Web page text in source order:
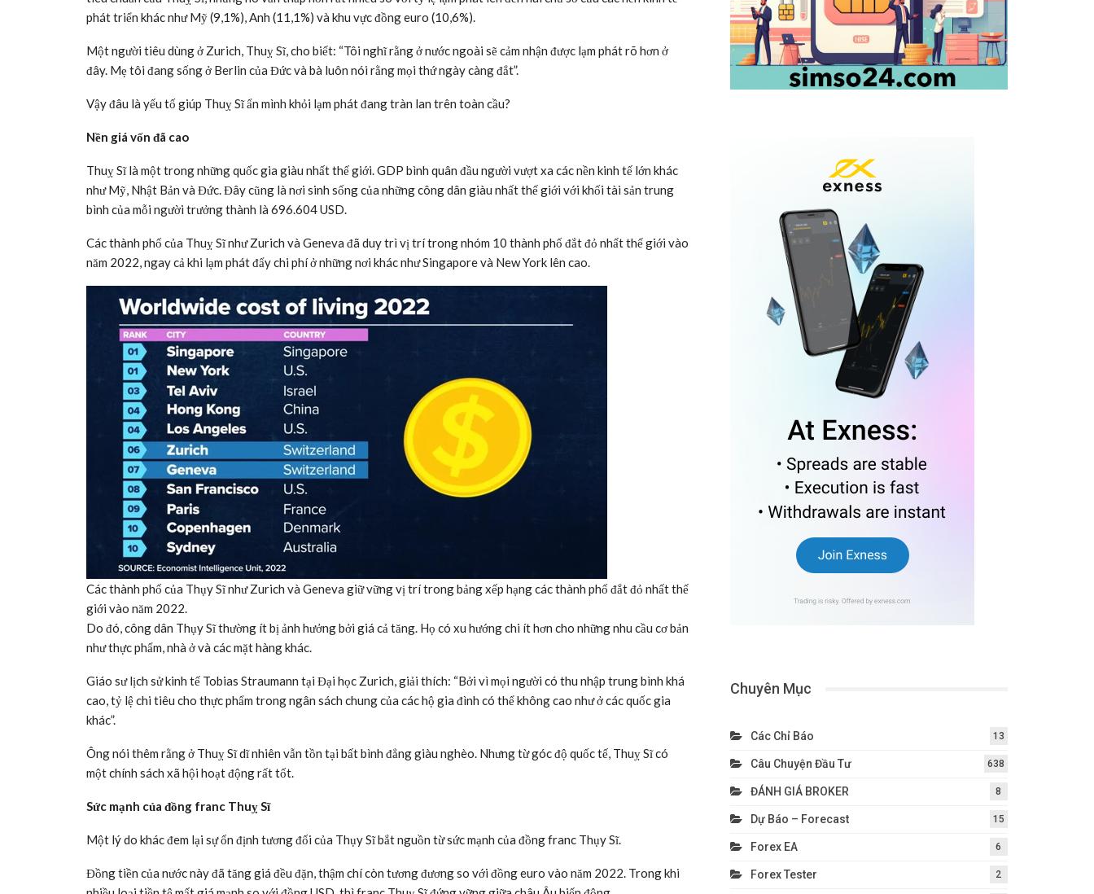
phát triển khác như Mỹ (9,1%), Anh (11,1%) và khu vực đồng euro (10,6%).
Một người tiêu dùng ở Zurich, Thuỵ Sĩ, cho biết: “Tôi nghĩ rằng ở nước ngoài sẽ cảm nhận được lạm phát rõ hơn ở
đây. Mẹ tôi đang sống ở Berlin của Đức và bà luôn nói rằng mọi thứ ngày càng đắt”.
Vậy đâu là yếu tố giúp Thuỵ Sĩ ẩn mình khỏi lạm phát đang tràn lan trên toàn cầu?
Nền giá vốn đã cao
Thuỵ Sĩ là một trong những quốc gia giàu nhất thế giới. GDP bình quân đầu người vượt xa các nền kinh tế lớn khác
như Mỹ, Nhật Bản và Đức. Đây cũng là nơi sinh sống của những công dân giàu nhất thế giới với khối tài sản trung
bình của mỗi người trưởng thành là 696.604 USD.
Các thành phố của Thuỵ Sĩ như Zurich và Geneva đã duy trì vị trí trong nhóm 10 thành phố đắt đỏ nhất thế giới vào
năm 2022, ngay cả khi lạm phát đẩy chi phí ở những nơi khác như Singapore và New York lên cao.
Các thành phố của Thụy Sĩ như Zurich và Geneva giữ vững vị trí trong bảng xếp hạng các thành phố đắt đỏ nhất thế
giới vào năm 2022.
Do đó, công dân Thụy Sĩ thường ít bị ảnh hưởng bởi giá cả tăng. Họ có xu hướng chi ít hơn cho những nhu cầu cơ bản
như thực phẩm, nhà ở và các mặt hàng khác.
Giáo sư lịch sử kinh tế Tobias Straumann tại Đại học Zurich, giải thích: “Bởi vì mọi người có thu nhập trung bình khá
cao, tỷ lệ chi tiêu cho thực phẩm trong ngân sách chung của các hộ gia đình có thể không cao như ở các quốc gia
khác”.
Ông nói thêm rằng ở Thuỵ Sĩ dĩ nhiên vẫn tồn tại bất bình đẳng giàu nghèo. Nhưng từ góc độ quốc tế, Thuỵ Sĩ có
một chính sách xã hội hoạt động rất tốt.
Sức mạnh của đồng franc Thuỵ Sĩ
Một lý do khác đem lại sự ổn định tương đối của Thụy Sĩ bắt nguồn từ sức mạnh của đồng franc Thụy Sĩ.
Đồng tiền của nước này đã tăng giá đều đặn, thậm chí còn tương đương so với đồng euro vào năm 2022. Trong khi
Chuyên Mục
Các Chỉ Báo 13
Câu Chuyện Đầu Tư 638
ĐÁNH GIÁ BROKER 8
Dự Báo – Forecast 15
Forex EA 6
Forex Tester 2